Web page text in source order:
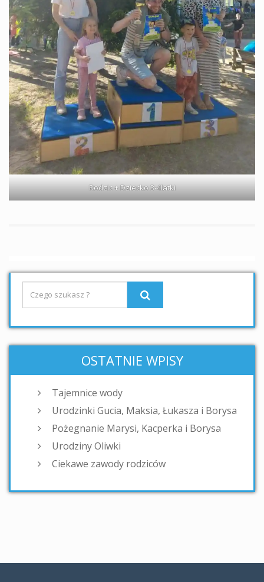
Rodzic + Dziecko 3-4latki
OSTATNIE WPISY
Tajemnice wody
Urodzinki Gucia, Maksia, Łukasza i Borysa
Pożegnanie Marysi, Kacperka i Borysa
Urodziny Oliwki
Ciekawe zawody rodziców